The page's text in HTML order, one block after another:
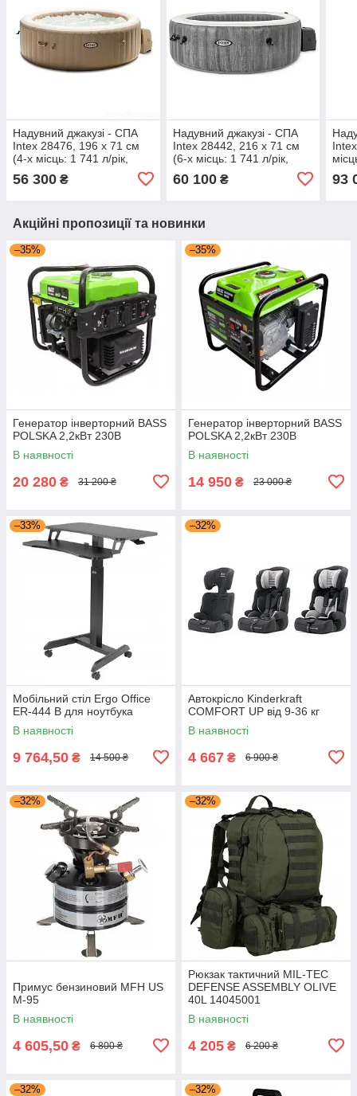
Надувний джакузі - СПА
Intex 28476, 196 х 71 см
(4-х місць: 1 741 л/рік,
56 300 ₴
Надувний джакузі - СПА
Intex 28442, 216 х 71 см
(6-х місць: 1 741 л/рік,
60 100₴ 93
Акційні пропозиції та новинки
–35%
Генератор інверторний BASS
POLSKA 2,2кВт 230В
В наявності
20 280 ₴ 31 200 ₴
–35%
Генератор інверторний BASS
POLSKA 2,2кВт 230В
В наявності
14 950 ₴ 23 000 ₴
–33%
Мобільний стіл Ergo Office
ER-444 B для ноутбука
В наявності
9 764,50 ₴ 14 500 ₴
–32%
Автокрісло Kinderkraft
COMFORT UP від 9-36 кг
В наявності
4 667 ₴ 6 900 ₴
–32%
Примус бензиновий MFH US
M-95
В наявності
4 605,50 ₴ 6 800 ₴
–32%
Рюкзак тактичний MIL-TEC
DEFENSE ASSEMBLY OLIVE
40L 14045001
В наявності
4 205 ₴ 6 200 ₴
–32% –32%